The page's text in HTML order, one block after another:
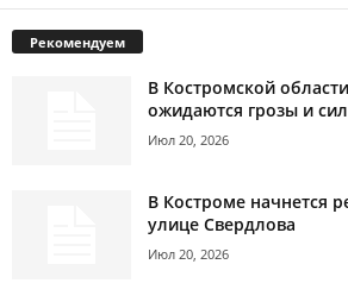
Рекомендуем
В Костромской
ожидаются грозы и
Июл 20, 2026
В Костроме начнется
улице Свердлова
Июл 20, 2026